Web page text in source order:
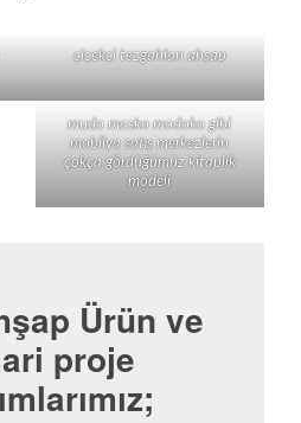
çiçekçi tezgahları ahşap
mudo masko modoko gibi
mobilya satış merkezlerin
çokça gördüğümüz kitaplık
modeli
Ürün ve
proje